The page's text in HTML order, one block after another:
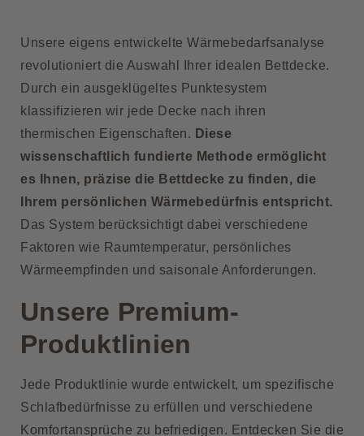
Unsere eigens entwickelte Wärmebedarfsanalyse
revolutioniert die Auswahl Ihrer idealen Bettdecke.
Durch ein ausgeklügeltes Punktesystem
klassifizieren wir jede Decke nach ihren
thermischen Eigenschaften. Diese
wissenschaftlich fundierte Methode ermöglicht
es Ihnen, präzise die Bettdecke zu finden, die
Ihrem persönlichen Wärmebedürfnis entspricht.
Das System berücksichtigt dabei verschiedene
Faktoren wie Raumtemperatur, persönliches
Wärmeempfinden und saisonale Anforderungen.
Unsere Premium-
Produktlinien
Jede Produktlinie wurde entwickelt, um spezifische
Schlafbedürfnisse zu erfüllen und verschiedene
Komfortansprüche zu befriedigen. Entdecken Sie die